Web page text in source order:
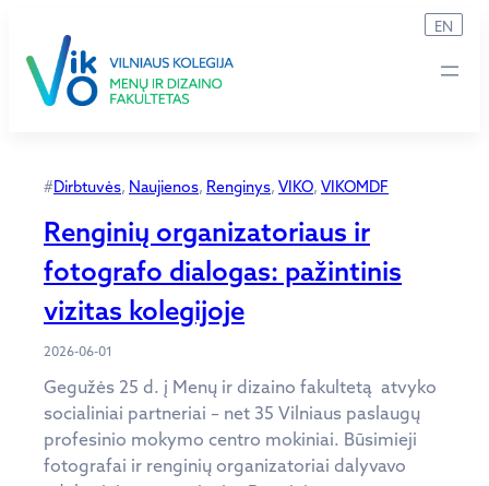
turinio
EN
#Dirbtuvės, Naujienos, Renginys, VIKO, VIKOMDF
Renginių organizatoriaus ir
fotografo dialogas: pažintinis
vizitas kolegijoje
2026-06-01
Gegužės 25 d. į Menų ir dizaino fakultetą atvyko
socialiniai partneriai – net 35 Vilniaus paslaugų
profesinio mokymo centro mokiniai. Būsimieji
fotografai ir renginių organizatoriai dalyvavo